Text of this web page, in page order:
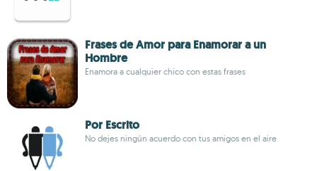
Frases de Amor para Enamorar a un
Hombre
Enamora a cualquier chico con estas frases
Por Escrito
No dejes ningún acuerdo con tus amigos en el aire